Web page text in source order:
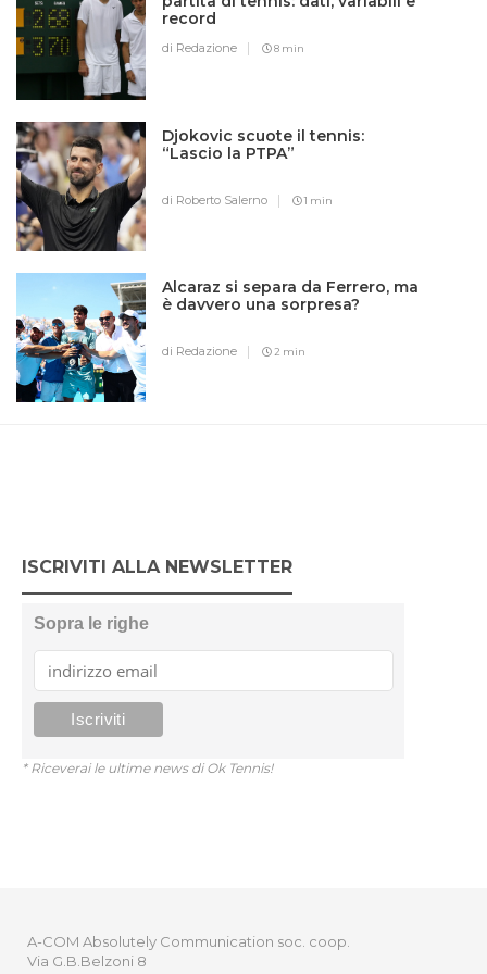
record
di Redazione 8 min
Djokovic scuote il tennis:
“Lascio la PTPA”
di Roberto Salerno 1 min
Alcaraz si separa da Ferrero, ma
è davvero una sorpresa?
di Redazione 2 min
ISCRIVITI ALLA NEWSLETTER
Sopra le righe
* Riceverai le ultime news di Ok Tennis!
A-COM Absolutely Communication soc. coop.
Via G.B.Belzoni 8